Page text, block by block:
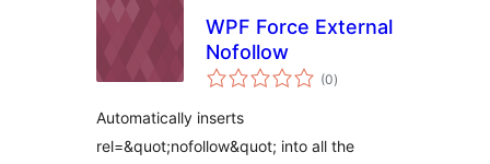
WPF Force External
Nofollow
(0個
の)
Automatically inserts
rel=&quot;nofollow&quot; into all the